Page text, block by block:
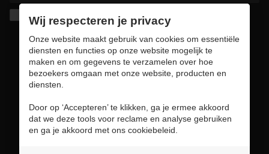
Ik geef de toestemming om mijn gegevens te
bewaren en verwerken zoals aangegeven in
onzeprivacy statement. *
Wij respecteren je privacy
Onze website maakt gebruik van cookies om essentiële
diensten en functies op onze website mogelijk te
maken en om gegevens te verzamelen over hoe
bezoekers omgaan met onze website, producten en
diensten.
Door op ‘Accepteren’ te klikken, ga je ermee akkoord
dat we deze tools voor reclame en analyse gebruiken
en ga je akkoord met ons cookiebeleid.